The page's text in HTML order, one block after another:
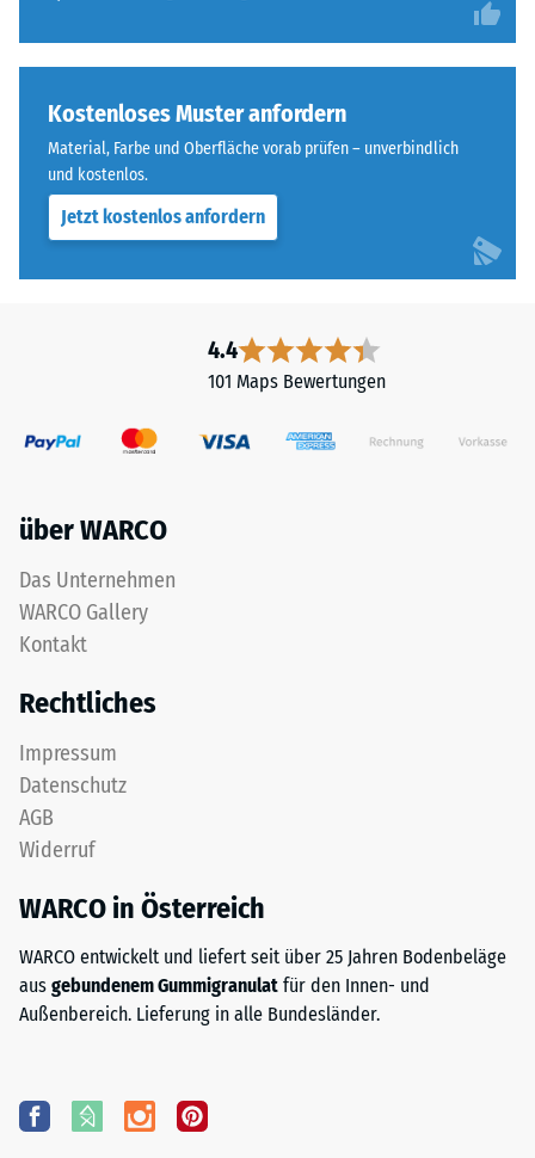
Kostenloses Muster anfordern
Material, Farbe und Oberfläche vorab prüfen – unverbindlich
und kostenlos.
Jetzt kostenlos anfordern
4.4
101 Maps Bewertungen
über WARCO
Das Unternehmen
WARCO Gallery
Kontakt
Rechtliches
Impressum
Datenschutz
AGB
Widerruf
WARCO in Österreich
WARCO entwickelt und liefert seit über 25 Jahren Bodenbeläge
aus gebundenem Gummigranulat für den Innen- und
Außenbereich. Lieferung in alle Bundesländer.